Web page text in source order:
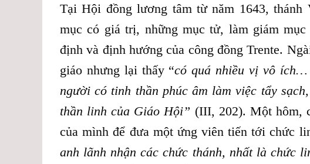
Tại Hội đồng lương tâm từ năm 1643,
mục có giá trị, những mục tử, làm giám
định và định hướng của công đồng Trente.
giáo nhưng lại thấy “có quá nhiều vị vô
người có tinh thần phúc âm làm việc tẩy
thần linh của Giáo Hội” (III, 202). Một hôm,
của mình để đưa một ứng viên tiến tới chức
anh lãnh nhận các chức thánh, nhất là chức